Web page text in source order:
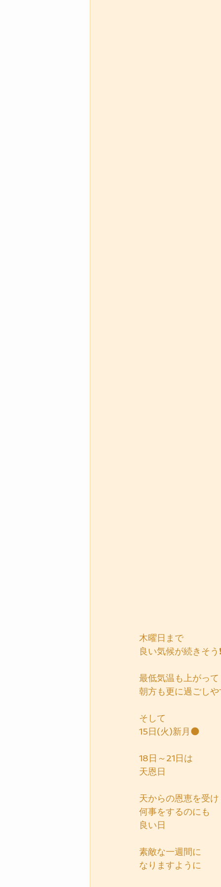
木曜日まで
良い気候が続きそう
最低気温も上がって
朝方も更に過ごし
そして
15日(火)新月🌑
18日～21日は
天恩日
天からの恩恵を受け
何事をするのにも
良い日
素敵な一週間に
なりますように